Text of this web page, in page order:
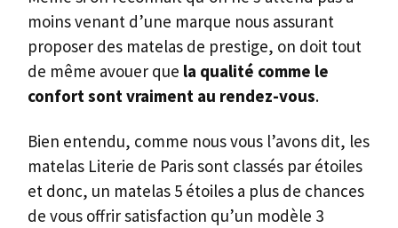
moins venant d’une marque nous assurant
proposer des matelas de prestige, on doit tout
de même avouer que la qualité comme le
confort sont vraiment au rendez-vous.
Bien entendu, comme nous vous l’avons dit, les
matelas Literie de Paris sont classés par étoiles
et donc, un matelas 5 étoiles a plus de chances
de vous offrir satisfaction qu’un modèle 3